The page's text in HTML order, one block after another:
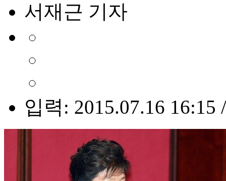
서재근 기자
입력: 2015.07.16 16:15